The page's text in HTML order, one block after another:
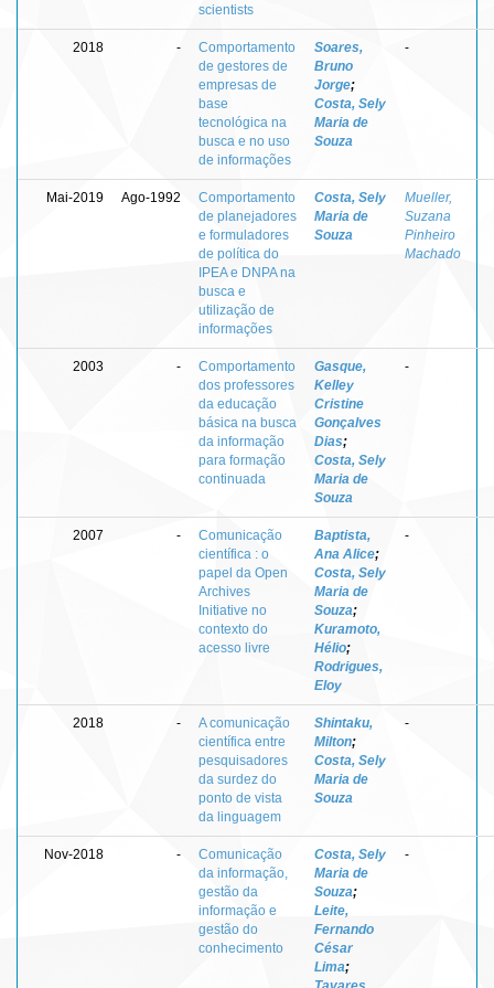
scientists
2018 -
Comportamento
de gestores de
empresas de
base
tecnológica na
busca e no uso
de informações
Soares,
Bruno
Jorge;
Costa, Sely
Maria de
Souza
-
Mai-2019 Ago-1992
Comportamento
de planejadores
e formuladores
de política do
IPEA e DNPA na
busca e
utilização de
informações
Costa, Sely
Maria de
Souza
Mueller,
Suzana
Pinheiro
Machado
2003 -
Comportamento
dos professores
da educação
básica na busca
da informação
para formação
continuada
Gasque,
Kelley
Cristine
Gonçalves
Dias;
Costa, Sely
Maria de
Souza
-
2007 -
Comunicação
científica : o
papel da Open
Archives
Initiative no
contexto do
acesso livre
Baptista,
Ana Alice;
Costa, Sely
Maria de
Souza;
Kuramoto,
Hélio;
Rodrigues,
Eloy
-
2018 -
A comunicação
científica entre
pesquisadores
da surdez do
ponto de vista
da linguagem
Shintaku,
Milton;
Costa, Sely
Maria de
Souza
-
Nov-2018 -
Comunicação
da informação,
gestão da
informação e
gestão do
conhecimento
Costa, Sely
Maria de
Souza;
Leite,
Fernando
César
Lima;
-